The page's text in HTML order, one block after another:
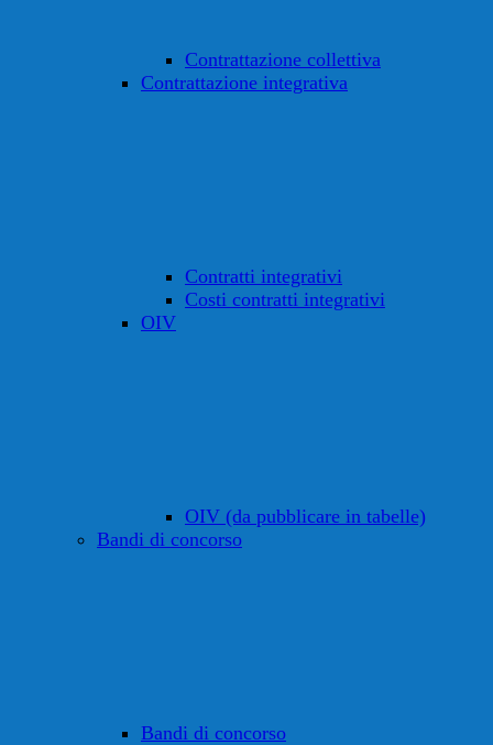
Contrattazione collettiva
Contrattazione integrativa
Contratti integrativi
Costi contratti integrativi
OIV
OIV (da pubblicare in tabelle)
Bandi di concorso
Bandi di concorso